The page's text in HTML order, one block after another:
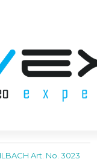
LUG 4
Art. No. 3023